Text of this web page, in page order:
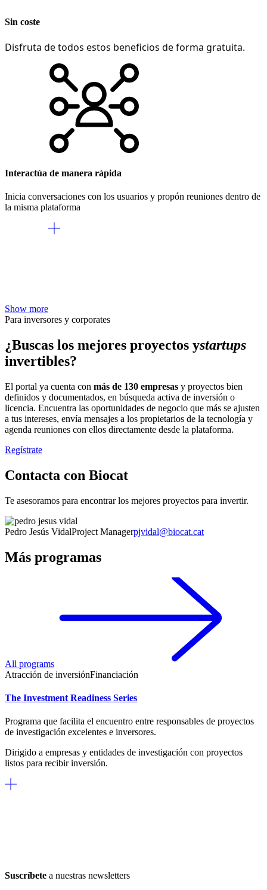
Sin coste
Disfruta de todos estos beneficios de forma gratuita.
Interactúa de manera rápida
Inicia conversaciones con los usuarios y propón reuniones dentro de
la misma plataforma
Show more
Para inversores y corporates
¿Buscas los mejores proyectos ystartups
invertibles?
El portal ya cuenta con más de 130 empresas y proyectos bien
definidos y documentados, en búsqueda activa de inversión o
licencia. Encuentra las oportunidades de negocio que más se ajusten
a tus intereses, envía mensajes a los propietarios de la tecnología y
agenda reuniones con ellos directamente desde la plataforma.
Regístrate
Contacta con Biocat
Te asesoramos para encontrar los mejores proyectos para invertir.
Pedro Jesús VidalProject Managerpjvidal@biocat.cat
Más programas
All programs
Atracción de inversiónFinanciación
The Investment Readiness Series
Programa que facilita el encuentro entre responsables de proyectos
de investigación excelentes e inversores.
Dirigido a empresas y entidades de investigación con proyectos
listos para recibir inversión.
Suscríbete a nuestras newsletters